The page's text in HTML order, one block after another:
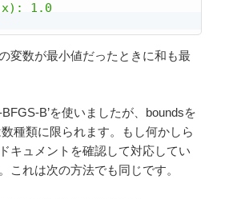
1.0
変数が最小値だったときに和も最
B’を使いましたが、boundsを
種類に限られます。もし何かしら
キュメントを確認して対応してい
これは次の方法でも同じです。